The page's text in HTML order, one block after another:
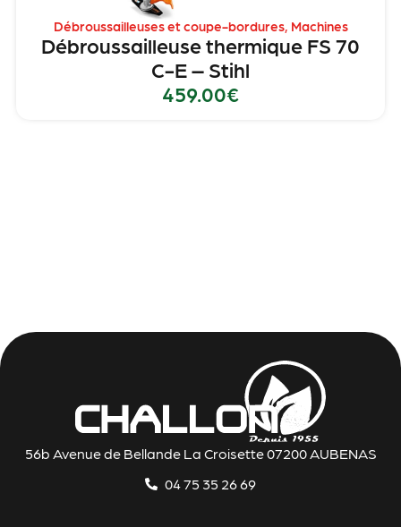
Débroussailleuses et coupe-bordures, Machines
Débroussailleuse thermique FS 70
C-E – Stihl
459.00€
56b Avenue de Bellande La Croisette 07200 AUBENAS
04 75 35 26 69